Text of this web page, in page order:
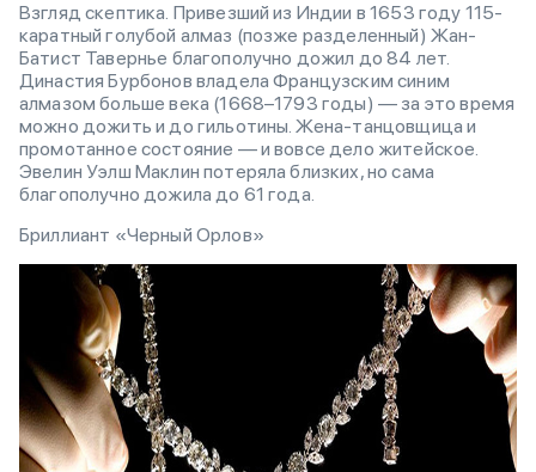
Взгляд скептика. Привезший из Индии в 1653 году 115-
каратный голубой алмаз (позже разделенный) Жан-
Батист Тавернье благополучно дожил до 84 лет.
Династия Бурбонов владела Французским синим
алмазом больше века (1668–1793 годы) — за это время
можно дожить и до гильотины. Жена-танцовщица и
промотанное состояние — и вовсе дело житейское.
Эвелин Уэлш Маклин потеряла близких, но сама
благополучно дожила до 61 года.
Бриллиант «Черный Орлов»